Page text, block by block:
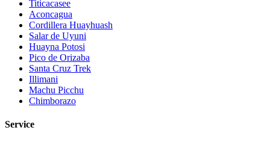
Titicacasee
Aconcagua
Cordillera Huayhuash
Salar de Uyuni
Huayna Potosi
Pico de Orizaba
Santa Cruz Trek
Illimani
Machu Picchu
Chimborazo
Service